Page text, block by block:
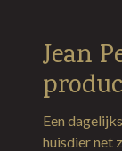
Jean
Een
huisdier net